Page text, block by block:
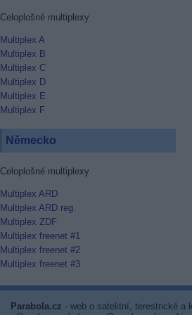
Celoplošné multiplexy
Multiplex A
Multiplex B
Multiplex C
Multiplex D
Multiplex E
Multiplex F
Německo
Celoplošné multiplexy
Multiplex ARD
Multiplex ARD reg.
Multiplex ZDF
Multiplex freenet #1
Multiplex freenet #2
Multiplex freenet #3
Parabola.cz - web o satelitní, terestrické a